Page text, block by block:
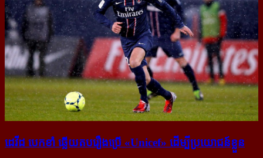
ដេវីដ បេកខាំ ឆ្លើយ​តប​រឿង​ប្រើ «Unicef» ដើម្បី​ប្រយោជន៍​ខ្លួន